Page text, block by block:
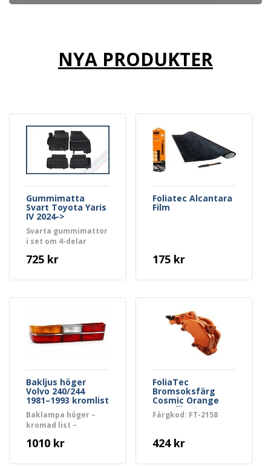
NYA PRODUKTER
Gummimatta
Svart Toyota Yaris
IV 2024->
Svarta gummimattor
i set om 4-delar
725 kr
Foliatec Alcantara
Film
175 kr
Bakljus höger
Volvo 240/244
1981–1993 kromlist
Baklampa höger –
kromad list –
1010 kr
FoliaTec
Bromsoksfärg
Cosmic Orange
Metallic
Färgkod: FT-2158
424 kr